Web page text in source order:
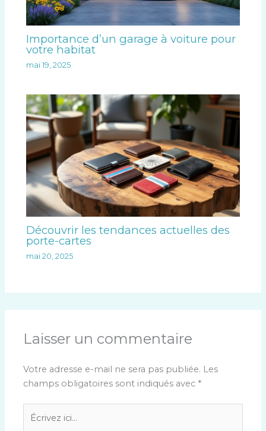
Importance d’un garage à voiture pour
votre habitat
mai 19, 2025
Découvrir les tendances actuelles des
porte-cartes
mai 20, 2025
Laisser un commentaire
Votre adresse e-mail ne sera pas publiée. Les
champs obligatoires sont indiqués avec *
Écrivez
ici…